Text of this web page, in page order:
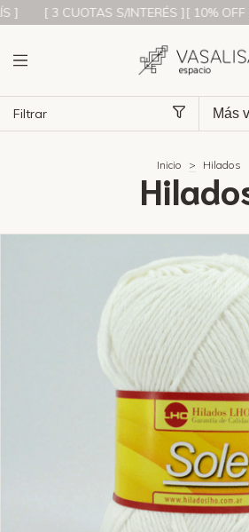
][ 10% OFF CON TRANSFERENCIA 🚀][
Filtrar
Inicio > Hilados